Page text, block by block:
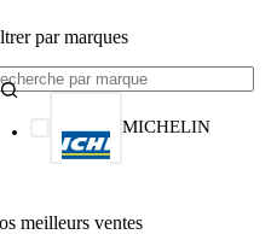
par marques
MICHELIN
meilleurs ventes